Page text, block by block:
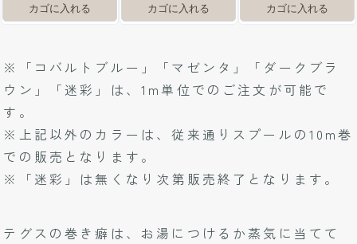
※「コバルトブルー」「マゼンタ」「ダークブラ
ウン」「迷彩」は、1m単位でのご注文が可能で
す。
※上記以外のカラーは、従来通りスプールの10m巻
での販売となります。
※「迷彩」は無くなり次第販売終了となります。
テグスの巻き癖は、お湯につけるか蒸気に当てて